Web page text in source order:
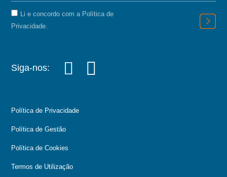
Li e concordo com a Política de
Privacidade.
Política de Privacidade
Política de Gestão
Política de Cookies
Termos de Utilização
Siga-nos: